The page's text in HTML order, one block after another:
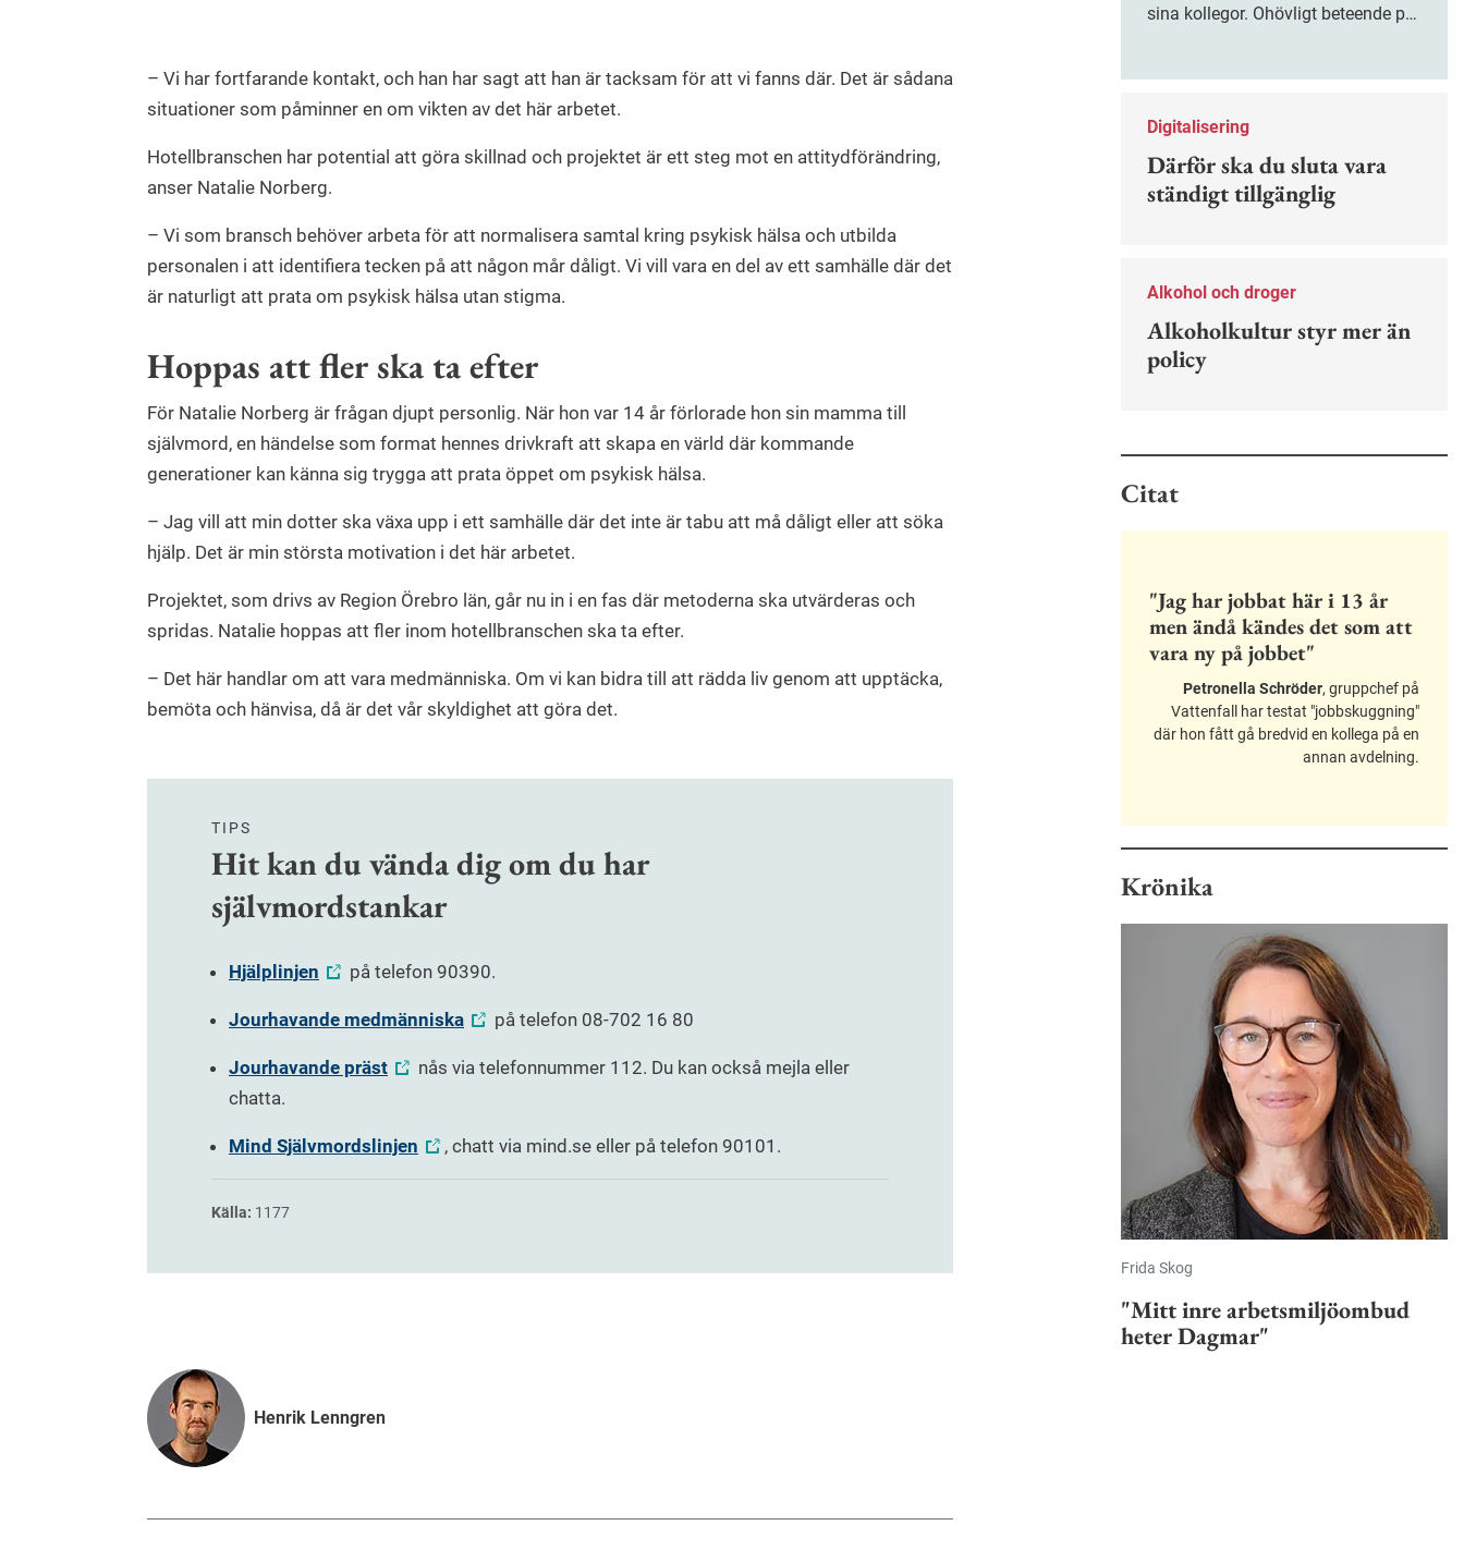
– Vi har fortfarande kontakt, och han har sagt att han är tacksam för att vi fanns där. Det är sådana
situationer som påminner en om vikten av det här arbetet.
Hotellbranschen har potential att göra skillnad och projektet är ett steg mot en attitydförändring,
anser Natalie Norberg.
– Vi som bransch behöver arbeta för att normalisera samtal kring psykisk hälsa och utbilda
personalen i att identifiera tecken på att någon mår dåligt. Vi vill vara en del av ett samhälle där det
är naturligt att prata om psykisk hälsa utan stigma.
Hoppas att fler ska ta efter
För Natalie Norberg är frågan djupt personlig. När hon var 14 år förlorade hon sin mamma till
självmord, en händelse som format hennes drivkraft att skapa en värld där kommande
generationer kan känna sig trygga att prata öppet om psykisk hälsa.
– Jag vill att min dotter ska växa upp i ett samhälle där det inte är tabu att må dåligt eller att söka
hjälp. Det är min största motivation i det här arbetet.
Projektet, som drivs av Region Örebro län, går nu in i en fas där metoderna ska utvärderas och
spridas. Natalie hoppas att fler inom hotellbranschen ska ta efter.
– Det här handlar om att vara medmänniska. Om vi kan bidra till att rädda liv genom att upptäcka,
bemöta och hänvisa, då är det vår skyldighet att göra det.
TIPS
Hit kan du vända dig om du har
självmordstankar
Hjälplinjen på telefon 90390.
Jourhavande medmänniska på telefon 08-702 16 80
Jourhavande präst
nås via telefonnummer 112. Du kan också mejla eller
chatta.
Mind Självmordslinjen , chatt via mind.se eller på telefon 90101.
Källa: 1177
Henrik Lenngren
sina kollegor. Ohövligt beteende på
förebygga ohövligt beteende på
Digitalisering
Därför ska du sluta vara
ständigt tillgänglig
Alkohol och droger
Alkoholkultur styr mer än
policy
Citat
"Jag har jobbat här i 13 år
men ändå kändes det som att
vara ny på jobbet"
Petronella Schröder, gruppchef på
Vattenfall har testat "jobbskuggning"
där hon fått gå bredvid en kollega på en
annan avdelning.
Krönika
Frida Skog
"Mitt inre arbetsmiljöombud
heter Dagmar"